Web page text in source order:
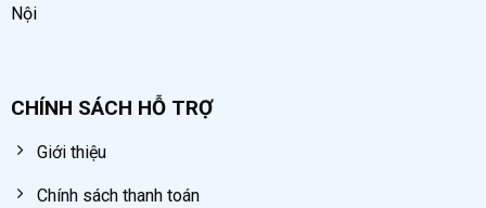
hầu hết các hệ thống khí nén công nghiệp, đặc biệt là các hệ
thống máy nén khí trục vít hoạt động ở áp suất cao.
Nội
CHÍNH SÁCH HỖ TRỢ
Giới thiệu
Chính sách thanh toán